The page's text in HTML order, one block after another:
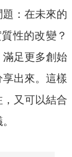
：在未來的
性的改變？
足更多創始
出來。這樣
又可以結合